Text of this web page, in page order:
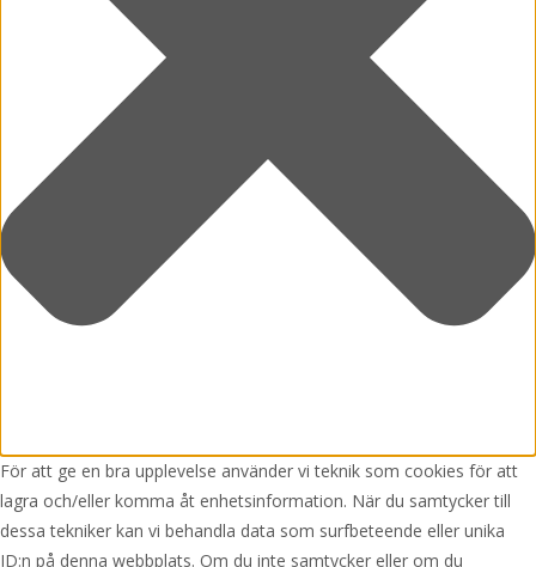
För att ge en bra upplevelse använder vi teknik som cookies för att
lagra och/eller komma åt enhetsinformation. När du samtycker till
dessa tekniker kan vi behandla data som surfbeteende eller unika
ID:n på denna webbplats. Om du inte samtycker eller om du